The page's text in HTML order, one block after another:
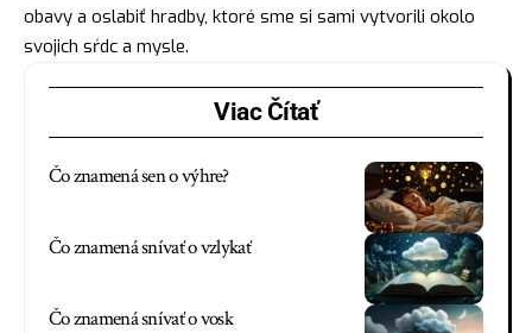
obavy a oslabiť hradby, ktoré sme si sami vytvorili okolo
svojich sŕdc a mysle.
Viac Čítať
Čo znamená sen o výhre?
Čo znamená snívať o vzlykať
Čo znamená snívať o vosk